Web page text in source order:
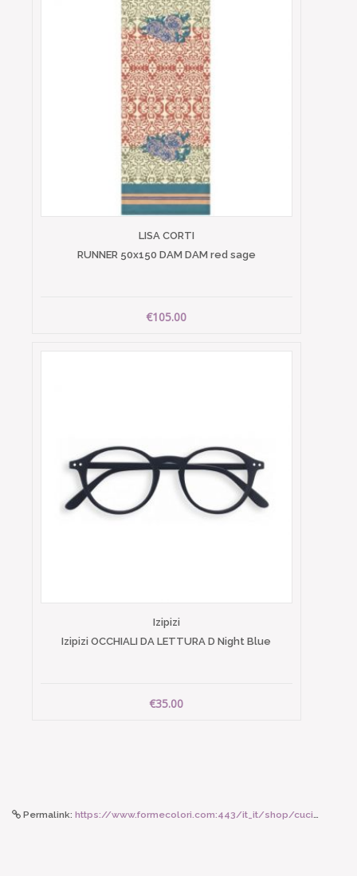
LISA CORTI
RUNNER 50x150 DAM DAM red sage
€105.00
Izipizi
Izipizi OCCHIALI DA LETTURA D Night Blue
€35.00
Permalink: https://www.formecolori.com:443/it_it/shop/cucina/tessili/les_jacquard_francais_tovaglietta_americana_54_x_38_cm/1129